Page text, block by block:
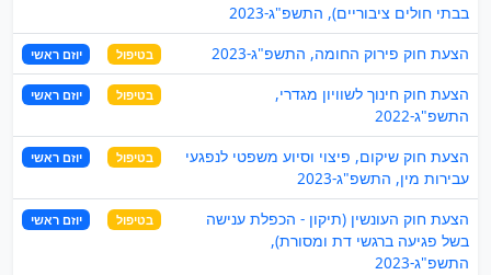
בבתי חולים ציבוריים), התשפ"ג-2023
הצעת חוק פירוק החומה, התשפ"ג-2023
בטיפול יוזם ראשי
הצעת חוק חינוך לשוויון מגדרי,
התשפ"ג-2022
בטיפול יוזם ראשי
הצעת חוק שיקום, פיצוי וסיוע משפטי לנפגעי
עבירות מין, התשפ"ג-2023
בטיפול יוזם ראשי
הצעת חוק העונשין (תיקון - הכפלת ענישה
בשל פגיעה ברגשי דת ומסורת),
התשפ"ג-2023
בטיפול יוזם ראשי